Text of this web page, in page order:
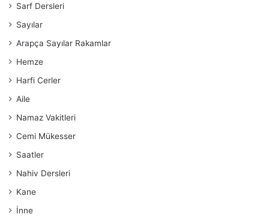
Sarf Dersleri
Sayılar
Arapça Sayılar Rakamlar
Hemze
Harfi Cerler
Aile
Namaz Vakitleri
Cemi Mükesser
Saatler
Nahiv Dersleri
Kane
İnne